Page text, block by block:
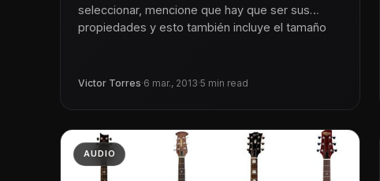
seleccionar, mencione que hay que ser sus
propiedades y esto también incluye el tamaño
Victor Torres·6 mar., 2013·5 min read
AUDIO